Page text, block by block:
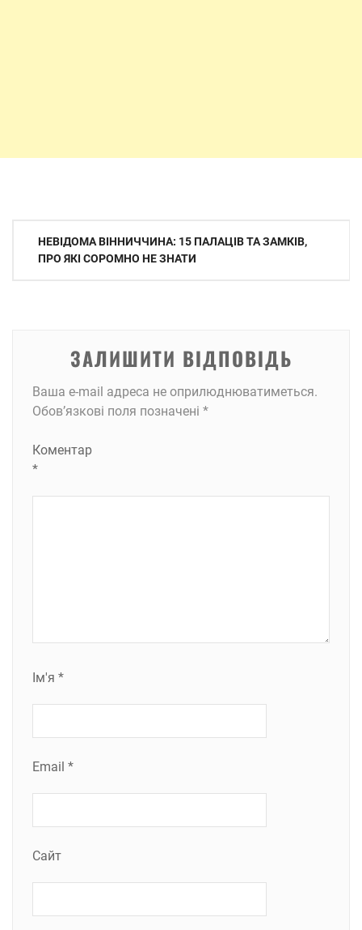
Навігація
записів
НЕВІДОМА ВІННИЧЧИНА: 15 ПАЛАЦІВ ТА ЗАМКІВ,
ПРО ЯКІ СОРОМНО НЕ ЗНАТИ
ЗАЛИШИТИ ВІДПОВІДЬ
Ваша e-mail адреса не оприлюднюватиметься.
Обов’язкові поля позначені *
Коментар
*
Ім'я *
Email *
Сайт